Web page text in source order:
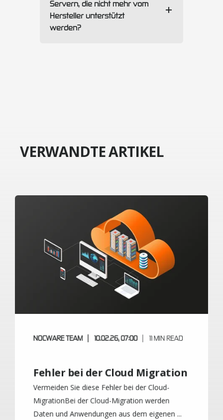
Servern, die nicht mehr vom
Hersteller unterstützt
werden?
VERWANDTE ARTIKEL
NOCWARE TEAM 10.02.26, 07:00 11 MIN READ
Fehler bei der Cloud Migration
Vermeiden Sie diese Fehler bei der Cloud-
MigrationBei der Cloud-Migration werden
Daten und Anwendungen aus dem eigenen ...